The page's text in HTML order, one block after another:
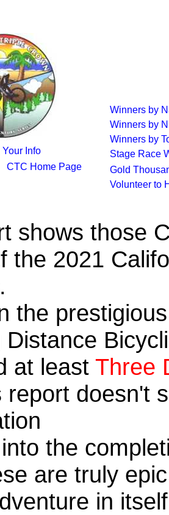
Info
CTC Home Page
Winners by
Winners by
Winners by
Stage Race
Gold
Volunteer to
shows those
the 2021
the
Distance
at least Three
report doesn't
the
are truly
in